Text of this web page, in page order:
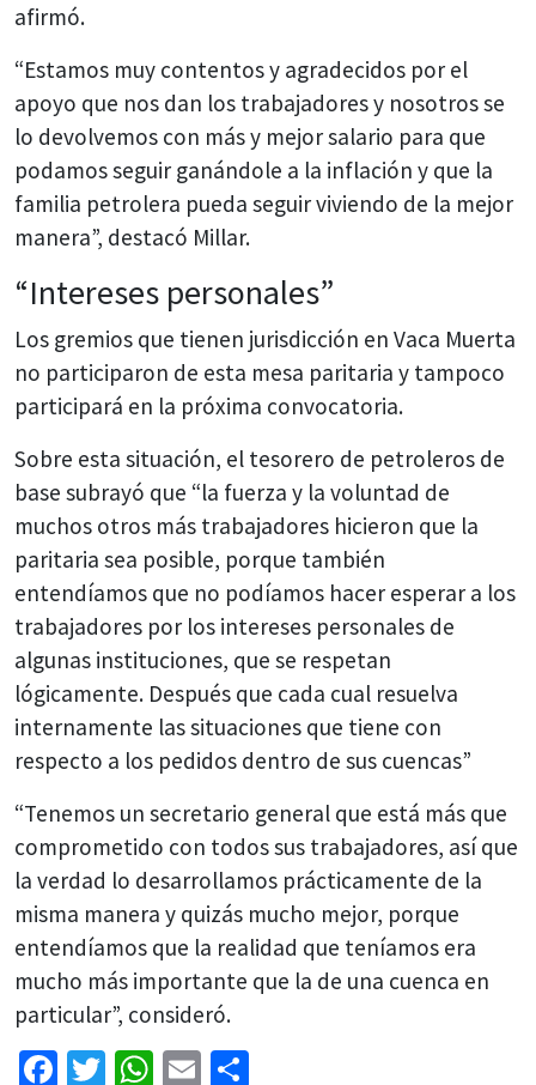
afirmó.
“Estamos muy contentos y agradecidos por el
apoyo que nos dan los trabajadores y nosotros se
lo devolvemos con más y mejor salario para que
podamos seguir ganándole a la inflación y que la
familia petrolera pueda seguir viviendo de la mejor
manera”, destacó Millar.
“Intereses personales”
Los gremios que tienen jurisdicción en Vaca Muerta
no participaron de esta mesa paritaria y tampoco
participará en la próxima convocatoria.
Sobre esta situación, el tesorero de petroleros de
base subrayó que “la fuerza y la voluntad de
muchos otros más trabajadores hicieron que la
paritaria sea posible, porque también
entendíamos que no podíamos hacer esperar a los
trabajadores por los intereses personales de
algunas instituciones, que se respetan
lógicamente. Después que cada cual resuelva
internamente las situaciones que tiene con
respecto a los pedidos dentro de sus cuencas”
“Tenemos un secretario general que está más que
comprometido con todos sus trabajadores, así que
la verdad lo desarrollamos prácticamente de la
misma manera y quizás mucho mejor, porque
entendíamos que la realidad que teníamos era
mucho más importante que la de una cuenca en
particular”, consideró.
Facebook
Twitter
WhatsApp
Email